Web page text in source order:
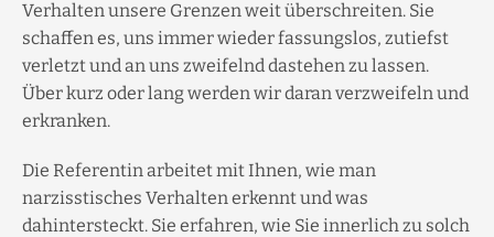
Verhalten unsere Grenzen weit überschreiten. Sie
schaffen es, uns immer wieder fassungslos, zutiefst
verletzt und an uns zweifelnd dastehen zu lassen.
Über kurz oder lang werden wir daran verzweifeln und
erkranken.
Die Referentin arbeitet mit Ihnen, wie man
narzisstisches Verhalten erkennt und was
dahintersteckt. Sie erfahren, wie Sie innerlich zu solch